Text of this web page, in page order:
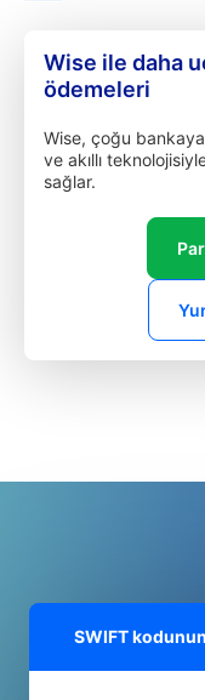
Wise ile daha
ödemeleri
Wise, çoğu
ve akıllı
sağlar.
SWIFT